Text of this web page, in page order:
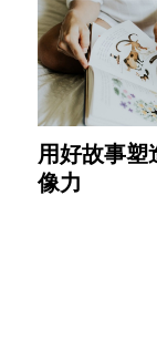
用好故事塑
像力